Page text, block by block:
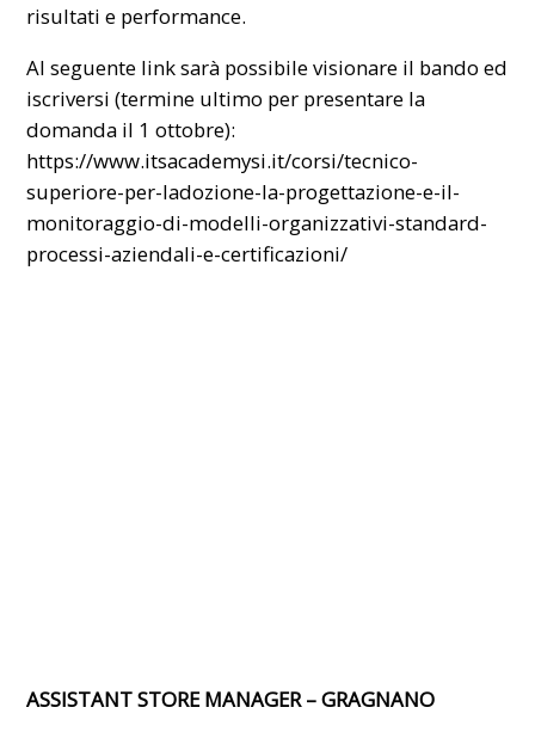
risultati e performance.
Al seguente link sarà possibile visionare il bando ed
iscriversi (termine ultimo per presentare la
domanda il 1 ottobre):
https://www.itsacademysi.it/corsi/tecnico-
superiore-per-ladozione-la-progettazione-e-il-
monitoraggio-di-modelli-organizzativi-standard-
processi-aziendali-e-certificazioni/
ASSISTANT STORE MANAGER – GRAGNANO